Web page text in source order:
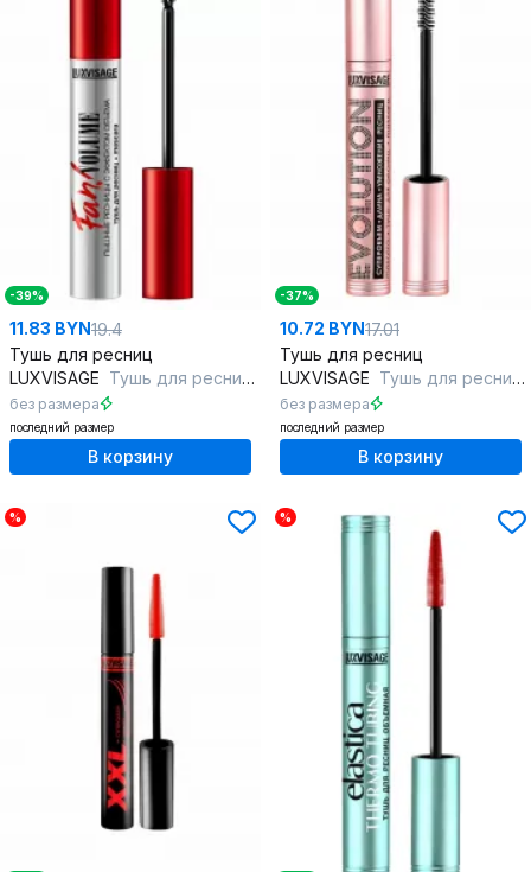
-39%
11.83 BYN19.4
Тушь для ресниц
LUXVISAGE Тушь для ресниц Fan! VOLUME
без размера
последний размер
В корзину
-37%
10.72 BYN17.01
Тушь для ресниц
LUXVISAGE Тушь для ресниц EVOLUTION суперобъем-длина-умножение ресниц
без размера
последний размер
В корзину
% %